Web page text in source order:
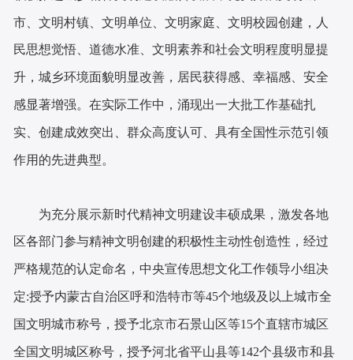
市、文明村镇、文明单位、文明家庭、文明校园创建，人
民思想觉悟、道德水准、文明素养和社会文明程度明显提
升，城乡环境面貌明显改善，居民获得感、幸福感、安全
感显著增强。在实际工作中，涌现出一大批工作基础扎
实、创建成效突出、群众高度认可、具有全国性示范引领
作用的先进典型。
为充分展示新时代精神文明建设丰硕成果，激发各地
区各部门参与精神文明创建的积极性主动性创造性，经过
严格规范的认定命名，中央宣传思想文化工作领导小组决
定:授予内蒙古自治区呼和浩特市等45个地级及以上城市全
国文明城市称号，授予北京市石景山区等15个直辖市城区
全国文明城区称号，授予河北省平山县等142个县级市和县